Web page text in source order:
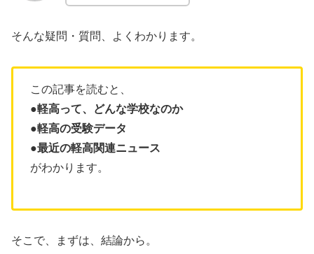
そんな疑問・質問、よくわかります。
この記事を読むと、
●軽高って、どんな学校なのか
●軽高の受験データ
●最近の軽高関連ニュース
がわかります。
そこで、まずは、結論から。